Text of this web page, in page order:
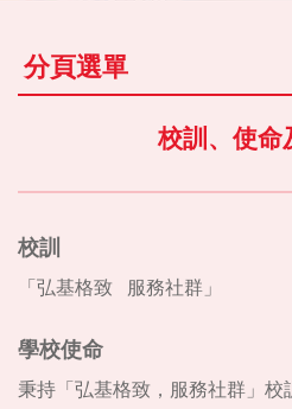
分頁選單
校訓、使命
校訓
「弘基格致 服務社群」
學校使命
秉持「弘基格致，服務社群」校